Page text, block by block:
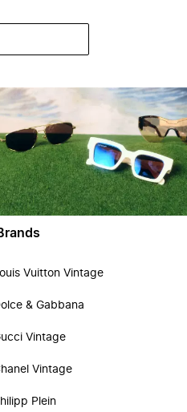
Vuitton Vintage
& Gabbana
Vintage
Vintage
Plein